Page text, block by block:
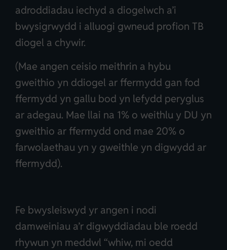
adroddiadau iechyd a diogelwch a’i
bwysigrwydd i alluogi gwneud profion TB
diogel a chywir.
(Mae angen ceisio meithrin a hybu
gweithio yn ddiogel ar ffermydd gan fod
ffermydd yn gallu bod yn lefydd peryglus
ar adegau. Mae llai na 1% o weithlu y DU yn
gweithio ar ffermydd ond mae 20% o
farwolaethau yn y gweithle yn digwydd ar
ffermydd).
Fe bwysleiswyd yr angen i nodi
damweiniau a’r digwyddiadau ble roedd
rhywun yn meddwl “whiw, mi oedd